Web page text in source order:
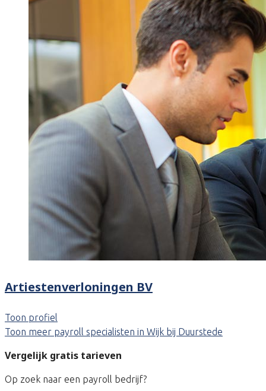
Artiestenverloningen BV
Toon profiel
Toon meer payroll specialisten in Wijk bij Duurstede
Vergelijk gratis tarieven
Op zoek naar een payroll bedrijf?